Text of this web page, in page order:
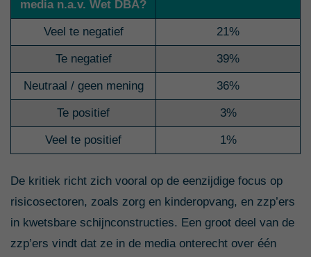
media n.a.v. Wet DBA?
Veel te negatief 21%
Te negatief 39%
Neutraal / geen mening 36%
Te positief 3%
Veel te positief 1%
De kritiek richt zich vooral op de eenzijdige focus op
risicosectoren, zoals zorg en kinderopvang, en zzp’ers
in kwetsbare schijnconstructies. Een groot deel van de
zzp’ers vindt dat ze in de media onterecht over één